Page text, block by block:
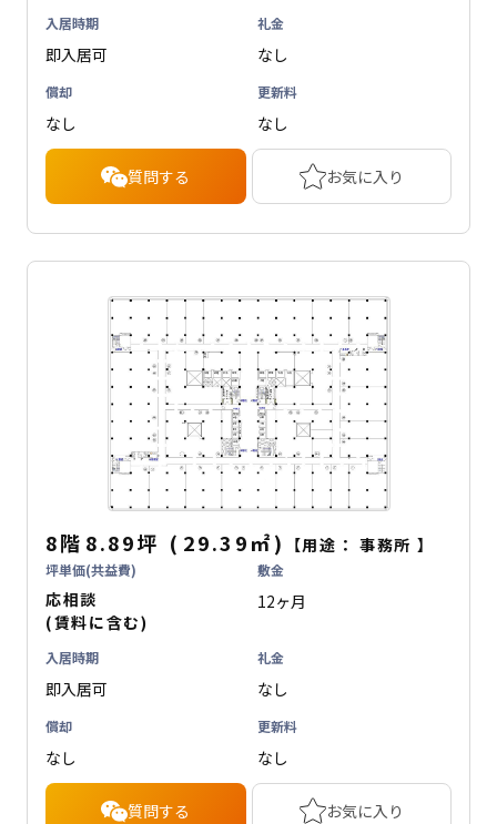
入居時期
即入居可
礼金
なし
償却
なし
更新料
なし
質問する お気に入り
8階 8.89坪 ( 29.39㎡) 【用途：事務所 】
坪単価(共益費)
応相談
(賃料に含む)
敷金
12ヶ月
入居時期
即入居可
礼金
なし
償却
なし
更新料
なし
質問する お気に入り